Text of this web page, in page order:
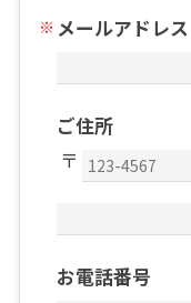
メールアドレス
ご住所
お電話番号